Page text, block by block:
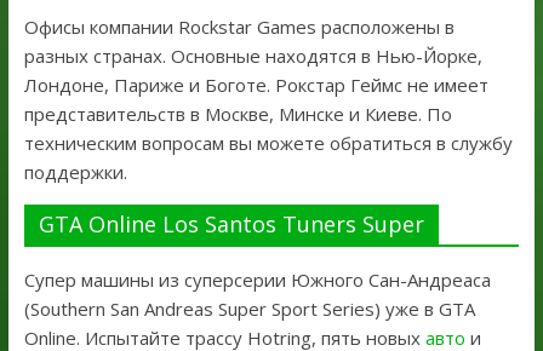
Офисы компании Rockstar Games расположены в
разных странах. Основные находятся в Нью-Йорке,
Лондоне, Париже и Боготе. Рокстар Геймс не имеет
представительств в Москве, Минске и Киеве. По
техническим вопросам вы можете обратиться в службу
поддержки.
GTA Online Los Santos Tuners Super
Супер машины из суперсерии Южного Сан-Андреаса
(Southern San Andreas Super Sport Series) уже в GTA
Online. Испытайте трассу Hotring, пять новых авто и